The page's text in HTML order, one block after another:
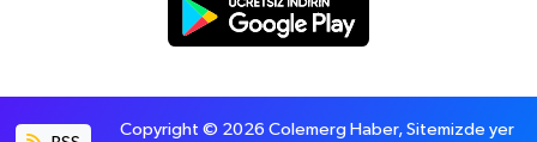
Copyright © 2026 Colemerg Haber, Sitemizde yer